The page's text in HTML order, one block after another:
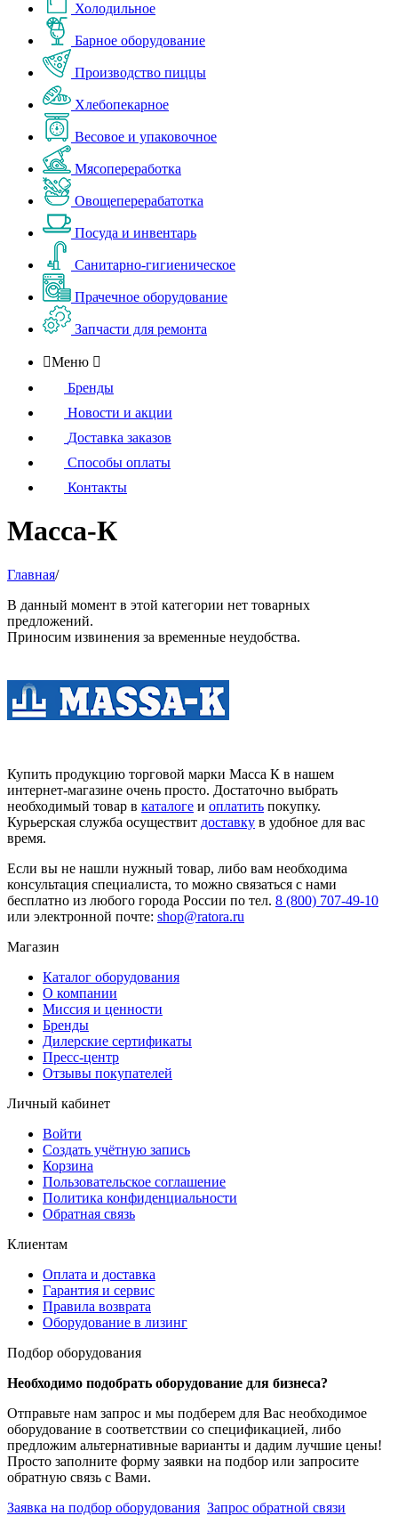
Холодильное
Барное оборудование
Производство пиццы
Хлебопекарное
Весовое и упаковочное
Мясопереработка
Овощеперерабатотка
Посуда и инвентарь
Санитарно-гигиеническое
Прачечное оборудование
Запчасти для ремонта
Меню 
Бренды
Новости и акции
Доставка заказов
Способы оплаты
Контакты
Масса-К
Главная/
В данный момент в этой категории нет товарных
предложений.
Приносим извинения за временные неудобства.
Купить продукцию торговой марки Масса К в нашем
интернет-магазине очень просто. Достаточно выбрать
необходимый товар в каталоге и оплатить покупку.
Курьерская служба осуществит доставку в удобное для вас
время.
Если вы не нашли нужный товар, либо вам необходима
консультация специалиста, то можно связаться с нами
бесплатно из любого города России по тел. 8 (800) 707-49-10
или электронной почте: shop@ratora.ru
Магазин
Каталог оборудования
О компании
Миссия и ценности
Бренды
Дилерские сертификаты
Пресс-центр
Отзывы покупателей
Личный кабинет
Войти
Создать учётную запись
Корзина
Пользовательское соглашение
Политика конфиденциальности
Обратная связь
Клиентам
Оплата и доставка
Гарантия и сервис
Правила возврата
Оборудование в лизинг
Подбор оборудования
Необходимо подобрать оборудование для бизнеса?
Отправьте нам запрос и мы подберем для Вас необходимое
оборудование в соответствии со спецификацией, либо
предложим альтернативные варианты и дадим лучшие цены!
Просто заполните форму заявки на подбор или запросите
обратную связь с Вами.
Заявка на подбор оборудования Запрос обратной связи